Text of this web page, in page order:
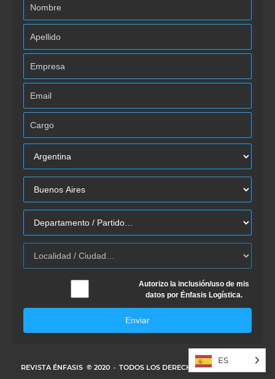
Autorizo la inclusión/uso de mis
datos por Énfasis Logística.
Enviar
REVISTA ÉNFASIS © 2020 · TODOS LOS DERECHOS RESERVADOS
ES